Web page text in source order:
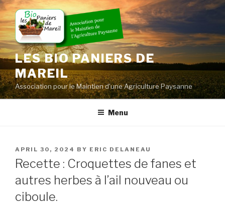
Skip
to
content
LES BIO PANIERS DE
MAREIL
Association pour le Maintien d'une Agriculture Paysanne
Menu
POSTED
ON
APRIL 30, 2024 BY ERIC DELANEAU
Recette : Croquettes de fanes et
autres herbes à l’ail nouveau ou
ciboule.